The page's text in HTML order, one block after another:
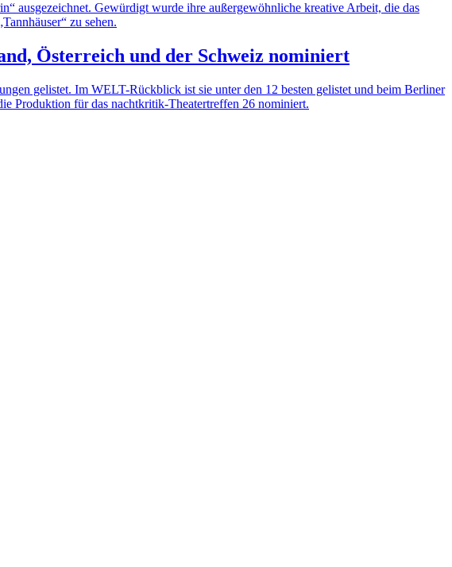
ausgezeichnet. Gewürdigt wurde ihre außergewöhnliche kreative Arbeit, die das
zu sehen.
Österreich und der Schweiz nominiert
gelistet. Im WELT-Rückblick ist sie unter den 12 besten gelistet und beim Berliner
Produktion für das nachtkritik-Theatertreffen 26 nominiert.